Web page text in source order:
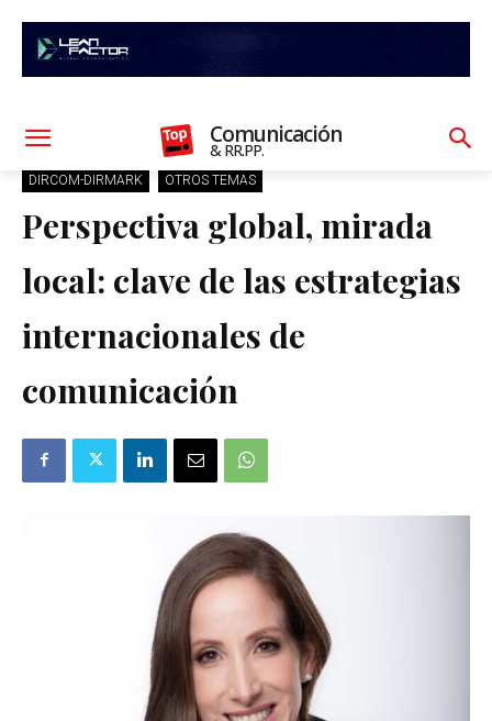
Comunicación
& RR.PP.
DIRCOM-DIRMARK OTROS TEMAS
Perspectiva global, mirada
local: clave de las estrategias
internacionales de
comunicación